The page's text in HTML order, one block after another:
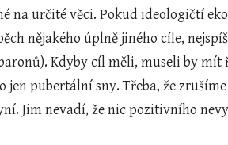
na určité věci. Pokud ideologičtí
nějakého úplně jiného cíle,
Kdyby cíl měli, museli by
pubertální sny. Třeba, že
Jim nevadí, že nic pozitivního